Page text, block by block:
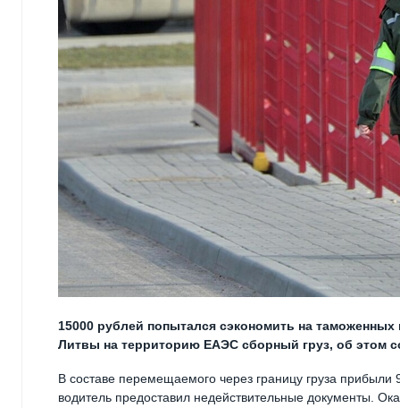
15000 рублей попытался сэкономить на
Литвы на территорию ЕАЭС сборный груз, об этом
В составе перемещаемого через границу груза
водитель предоставил недействительные документы.